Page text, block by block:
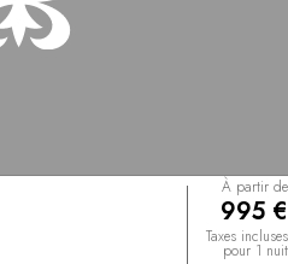
À partir de
995 €
Taxes incluses
pour 1 nuit